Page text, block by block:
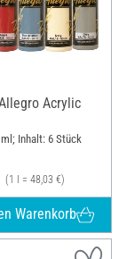
Acrylic
Inhalt: 6 Stück
(1 l = 48,03 €)
Warenkorb